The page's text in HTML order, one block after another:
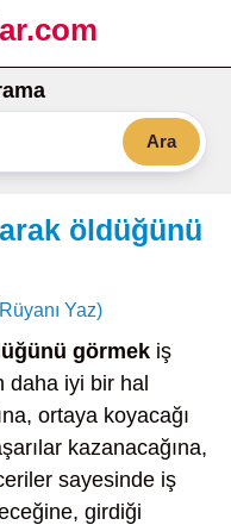
Ara
öldüğünü
Yaz)
görmek iş
daha iyi bir hal
ortaya koyacağı
kazanacağına,
sayesinde iş
girdiği